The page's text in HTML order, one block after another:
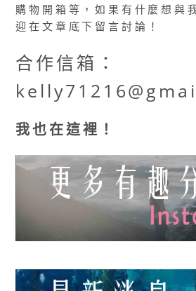
購物開箱等，如果有什麼想與
迎在文章底下留言討論！
合作信箱：
我也在這裡！